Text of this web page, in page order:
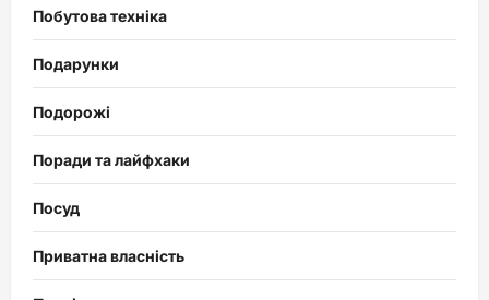
Побутова техніка
Подарунки
Подорожі
Поради та лайфхаки
Посуд
Приватна власність